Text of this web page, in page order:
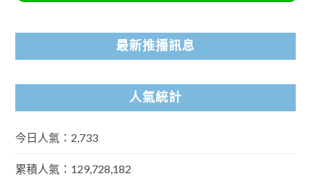
最新推播訊息
人氣統計
今日人氣：2,733
累積人氣：129,728,182